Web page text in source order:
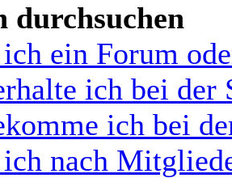
durchsuchen
ein Forum
ich bei der
ich bei
nach